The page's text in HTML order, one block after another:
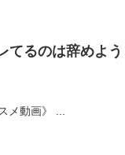
てるのは辞めよ
メ動画》 ...